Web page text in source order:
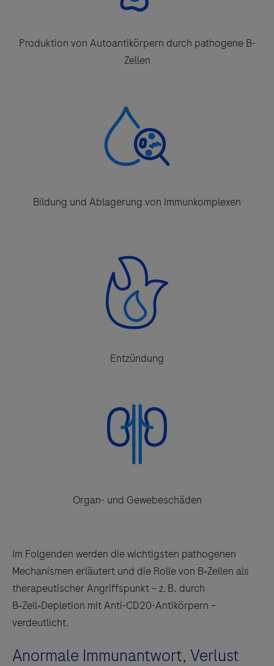
Produktion von Autoantikörpern durch pathogene B-
Zellen
Bildung und Ablagerung von Immunkomplexen
Entzündung
Organ- und Gewebeschäden
Im Folgenden werden die wichtigsten pathogenen
Mechanismen erläutert und die Rolle von B‑Zellen als
therapeutischer Angriffspunkt – z. B. durch
B‑Zell‑Depletion mit Anti-CD20-Antikörpern –
verdeutlicht.
Anormale Immunantwort, Verlust